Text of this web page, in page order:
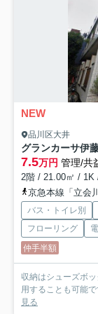
NEW
品川区大井
7.5万円 管理/共
2階 / 21.00㎡ / 1K
京急本線「立会
バス・トイレ別
フローリング
仲手半額
収納はシューズボ
用することも可能
見る